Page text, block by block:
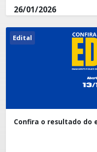
26/01/2026
Ambiente
Agente de
Técnico em
27/01/2026
Cargos daSecretaria
Edital
Confira o resultado do